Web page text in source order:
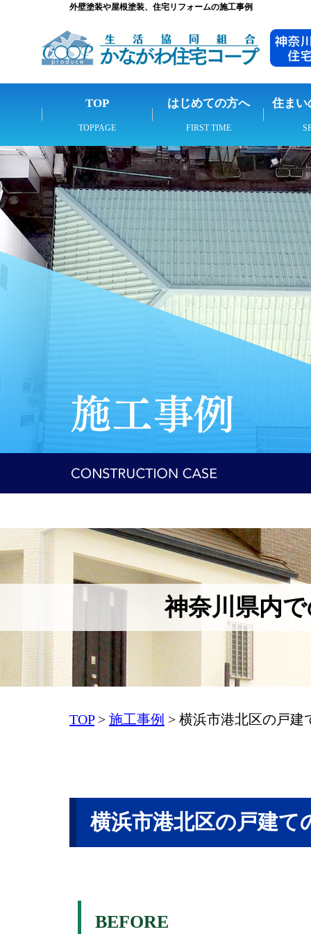
外壁塗装や屋根塗装、住宅リフォームの施工事例
TOP はじめての方へ 住まい
神奈川県内
TOP > 施工事例 > 横浜市港北区の戸建
横浜市港北区の戸建て
BEFORE